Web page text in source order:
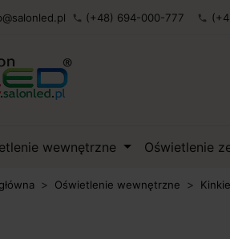
phone (+48) 694-000-777 phone
wewnętrzne Oświetlenie
Oświetlenie wewnętrzne